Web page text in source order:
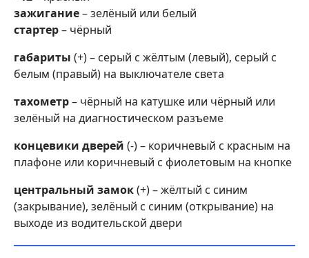
зажигание– зелёный или белый
стартер– чёрный
габариты (+) – серый с жёлтым (левый), серый с
белым (правый) на выключателе света
тахометр– чёрный на катушке или чёрный или
зелёный на диагностическом разъеме
концевики дверей (-) – коричневый с красным на
плафоне или коричневый с фиолетовым на кнопке
центральный замок(+) – жёлтый с синим
(закрывание), зелёный с синим (открывание) на
выходе из водительской двери